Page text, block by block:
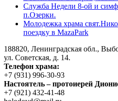
Служба Недели 8-ой и
п.Озерки.
Молодежка храма
поездку в MazaPark
188820, Ленинградская обл.,
ул. Советская, д. 14.
Телефон храма:
+7 (931) 996-30-93
Настоятель – протоиерей
+7 (921) 432-41-48